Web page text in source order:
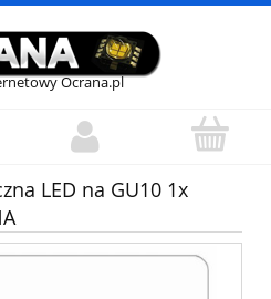
Ocrana.pl
LED na GU10 1x